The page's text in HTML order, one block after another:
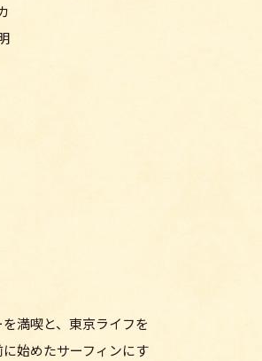
満喫と、東京ライフを
始めたサーフィンにす